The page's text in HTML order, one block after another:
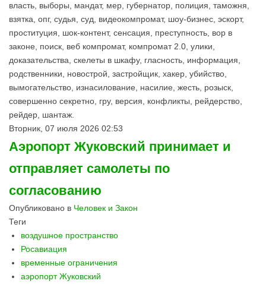
власть, выборы, мандат, мер, губернатор, полиция, таможня,
взятка, опг, судья, суд, видеокомпромат, шоу-бизнес, эскорт,
проституция, шок-контент, сенсация, преступность, вор в
законе, поиск, веб компромат, компромат 2.0, улики,
доказательства, скелеты в шкафу, гласность, информация,
родственники, новострой, застройщик, хакер, убийство,
вымогательство, изнасилование, насилие, жесть, розыск,
совершенно секретно, гру, версия, конфликты, рейдерство,
рейдер, шантаж.
Вторник, 07 июля 2026 02:53
Аэропорт Жуковский принимает и
отправляет самолеты по
согласованию
Опубликовано в Человек и Закон
Теги
воздушное пространство
Росавиация
временные ограничения
аэропорт Жуковский